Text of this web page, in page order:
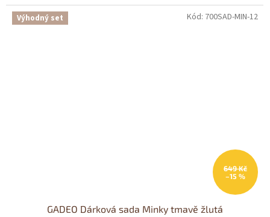
Výhodný set
649 Kč
–15 %
GADEO Dárková sada Minky tmavě žlutá
Kód: 700SAD-MIN-12